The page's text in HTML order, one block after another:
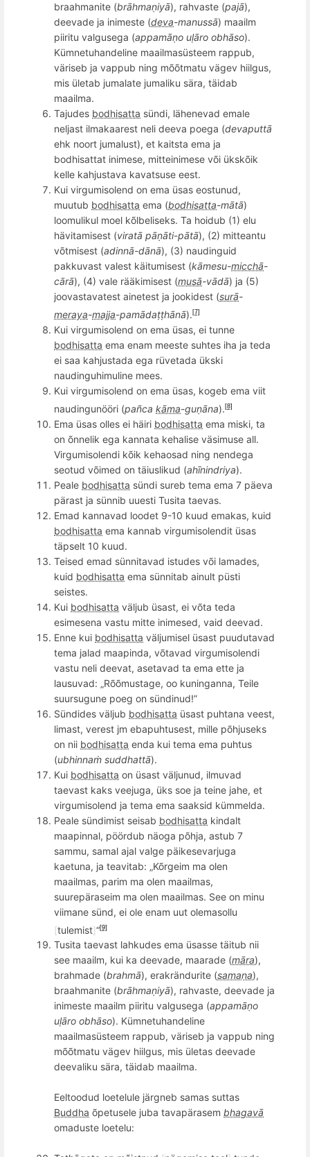
braahmanite (brāhmaṇiyā), rahvaste (pajā),
deevade ja inimeste (deva-manussā) maailm
piiritu valgusega (appamāṇo uḷāro obhāso).
Kümnetuhandeline maailmasüsteem rappub,
väriseb ja vappub ning mõõtmatu vägev hiilgus,
mis ületab jumalate jumaliku sära, täidab
maailma.
Tajudes bodhisatta sündi, lähenevad emale
neljast ilmakaarest neli deeva poega (devaputtā
ehk noort jumalust), et kaitsta ema ja
bodhisattat inimese, mitteinimese või ükskõik
kelle kahjustava kavatsuse eest.
Kui virgumisolend on ema üsas eostunud,
muutub bodhisatta ema (bodhisatta-mātā)
loomulikul moel kõlbeliseks. Ta hoidub (1) elu
hävitamisest (viratā pāṇāti-pātā), (2) mitteantu
võtmisest (adinnā-dānā), (3) naudinguid
pakkuvast valest käitumisest (kāmesu-micchā-
cārā), (4) vale rääkimisest (musā-vādā) ja (5)
joovastavatest ainetest ja jookidest (surā-
meraya-majja-pamādaṭṭhānā). [7]
Kui virgumisolend on ema üsas, ei tunne
bodhisatta ema enam meeste suhtes iha ja teda
ei saa kahjustada ega rüvetada ükski
naudinguhimuline mees.
Kui virgumisolend on ema üsas, kogeb ema viit
naudingunööri (pañca kāma-guṇāna). [8]
Ema üsas olles ei häiri bodhisatta ema miski, ta
on õnnelik ega kannata kehalise väsimuse all.
Virgumisolendi kõik kehaosad ning nendega
seotud võimed on täiuslikud (ahīnindriya).
Peale bodhisatta sündi sureb tema ema 7 päeva
pärast ja sünnib uuesti Tusita taevas.
Emad kannavad loodet 9-10 kuud emakas, kuid
bodhisatta ema kannab virgumisolendit üsas
täpselt 10 kuud.
Teised emad sünnitavad istudes või lamades,
kuid bodhisatta ema sünnitab ainult püsti
seistes.
Kui bodhisatta väljub üsast, ei võta teda
esimesena vastu mitte inimesed, vaid deevad.
Enne kui bodhisatta väljumisel üsast puudutavad
tema jalad maapinda, võtavad virgumisolendi
vastu neli deevat, asetavad ta ema ette ja
lausuvad: „Rõõmustage, oo kuninganna, Teile
suursugune poeg on sündinud!”
Sündides väljub bodhisatta üsast puhtana veest,
limast, verest jm ebapuhtusest, mille põhjuseks
on nii bodhisatta enda kui tema ema puhtus
(ubhinnaṁ suddhattā).
Kui bodhisatta on üsast väljunud, ilmuvad
taevast kaks veejuga, üks soe ja teine jahe, et
virgumisolend ja tema ema saaksid kümmelda.
Peale sündimist seisab bodhisatta kindalt
maapinnal, pöördub näoga põhja, astub 7
sammu, samal ajal valge päikesevarjuga
kaetuna, ja teavitab: „Kõrgeim ma olen
maailmas, parim ma olen maailmas,
suurepäraseim ma olen maailmas. See on minu
viimane sünd, ei ole enam uut olemasollu
[tulemist]“[9]
Tusita taevast lahkudes ema üsasse täitub nii
see maailm, kui ka deevade, maarade (māra),
brahmade (brahmā), erakrändurite (samaṇa),
braahmanite (brāhmaṇiyā), rahvaste, deevade ja
inimeste maailm piiritu valgusega (appamāṇo
uḷāro obhāso). Kümnetuhandeline
maailmasüsteem rappub, väriseb ja vappub ning
mõõtmatu vägev hiilgus, mis ületas deevade
deevaliku sära, täidab maailma.
Eeltoodud loetelule järgneb samas suttas
Buddha õpetusele juba tavapärasem bhagavā
omaduste loetelu: